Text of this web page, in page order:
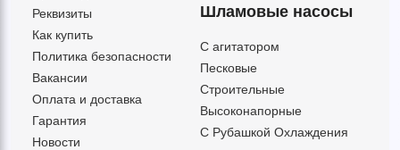
Реквизиты
Как купить
Политика безопасности
Вакансии
Оплата и доставка
Гарантия
Новости
Шламовые насосы
C агитатором
Песковые
Строительные
Высоконапорные
С Рубашкой Охлаждения